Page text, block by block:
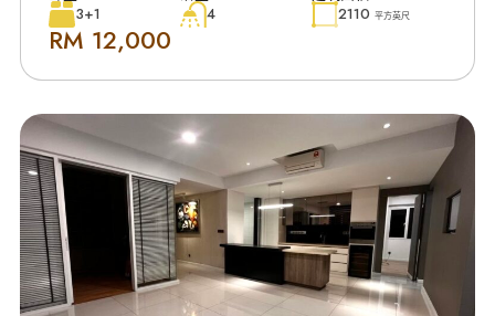
3+1
4
2110 平方英尺
RM 12,000